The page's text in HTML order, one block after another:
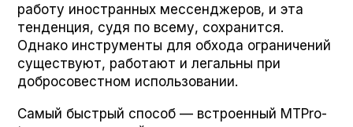
работу иностранных мессенджеров, и эта
тенденция, судя по всему, сохранится.
Однако инструменты для обхода ограничений
существуют, работают и легальны при
добросовестном использовании.
Самый быстрый способ — встроенный MTPro­